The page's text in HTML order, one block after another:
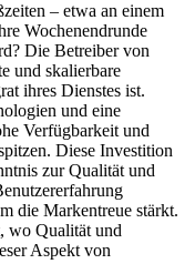
– etwa an einem
Wochenendrunde
Die Betreiber von
und skalierbare
ihres Dienstes ist.
und eine
Verfügbarkeit und
Diese Investition
zur Qualität und
die Markentreue stärkt.
wo Qualität und
Aspekt von